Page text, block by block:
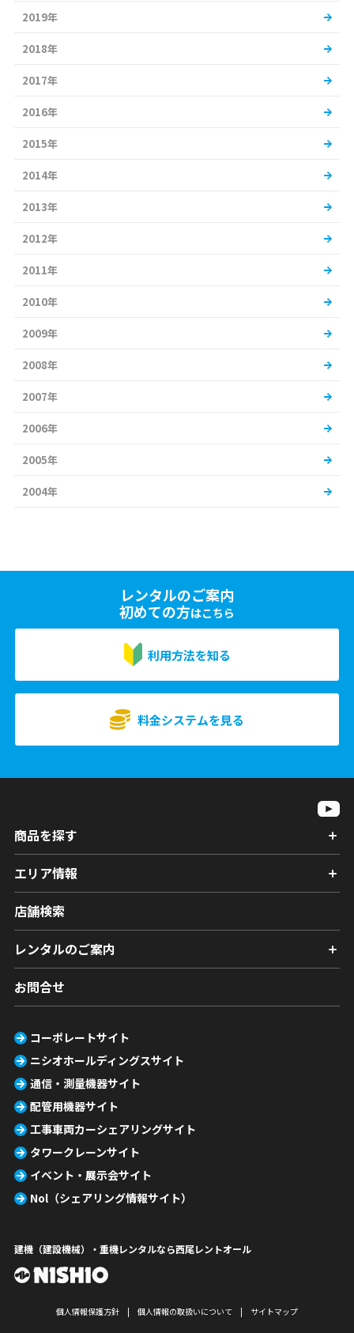
2019年
2018年
2017年
2016年
2015年
2014年
2013年
2012年
2011年
2010年
2009年
2008年
2007年
2006年
2005年
2004年
レンタルのご案内
初めての方はこちら
利用方法を知る
料金システムを見る
商品を探す
エリア情報
店舗検索
レンタルのご案内
お問合せ
コーポレートサイト
ニシオホールディングスサイト
通信・測量機器サイト
配管用機器サイト
工事車両カーシェアリングサイト
タワークレーンサイト
イベント・展示会サイト
Nol（シェアリング情報サイト）
建機（建設機械）・重機レンタルなら西尾レントオール
個人情報保護方針 個人情報の取扱いについて サイトマップ